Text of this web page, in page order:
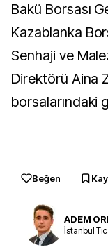
Bakü Borsası
Kazablanka
Senhaji ve
Direktörü Aina
borsalarındaki
Beğen
ADEM
İstanbul